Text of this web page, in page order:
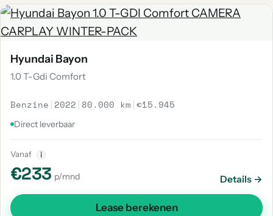
Hyundai Bayon
1.0 T-Gdi Comfort
Benzine | 2022 | 80.000 km |€15.945
Direct leverbaar
Vanaf i
€233 p/mnd Details →
Lease berekenen